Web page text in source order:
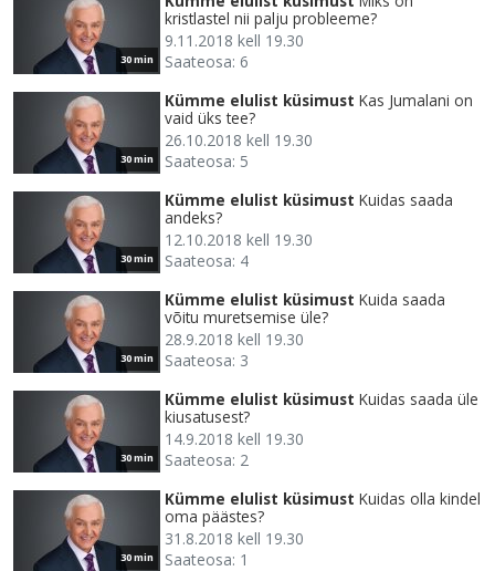
30 min
kristlastel nii palju probleeme?
9.11.2018 kell 19.30
Saateosa: 6
30 min
Kümme elulist küsimust Kas Jumalani on
vaid üks tee?
26.10.2018 kell 19.30
Saateosa: 5
30 min
Kümme elulist küsimust Kuidas saada
andeks?
12.10.2018 kell 19.30
Saateosa: 4
30 min
Kümme elulist küsimust Kuida saada
võitu muretsemise üle?
28.9.2018 kell 19.30
Saateosa: 3
30 min
Kümme elulist küsimust Kuidas saada üle
kiusatusest?
14.9.2018 kell 19.30
Saateosa: 2
30 min
Kümme elulist küsimust Kuidas olla kindel
oma päästes?
31.8.2018 kell 19.30
Saateosa: 1